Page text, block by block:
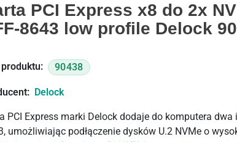
PCI Express x8 do 2x
8643 low profile Delock
produktu: 90438
Delock
PCI Express marki Delock dodaje do komputera dwa
umożliwiając podłączenie dysków U.2 NVMe o